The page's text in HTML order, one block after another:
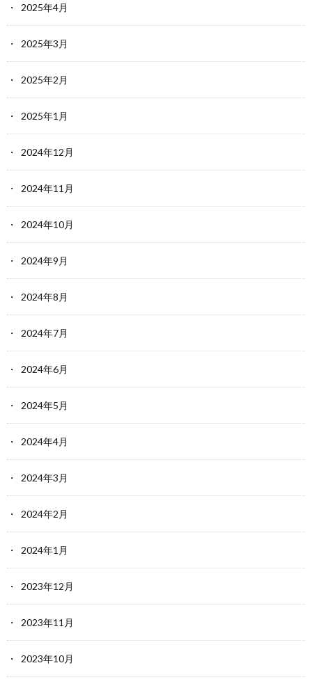
2025年4月
2025年3月
2025年2月
2025年1月
2024年12月
2024年11月
2024年10月
2024年9月
2024年8月
2024年7月
2024年6月
2024年5月
2024年4月
2024年3月
2024年2月
2024年1月
2023年12月
2023年11月
2023年10月